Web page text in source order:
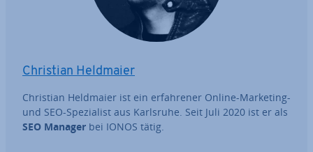
Christian Heldmaier
Christian Heldmaier ist ein er­fah­re­ner Online-Marketing-
und SEO-Spe­zia­list aus Karlsruhe. Seit Juli 2020 ist er als
SEO Manager bei IONOS tätig.